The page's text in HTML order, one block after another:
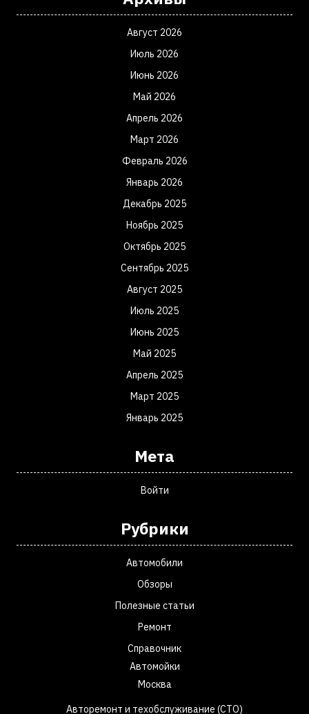
Август 2026
Июль 2026
Июнь 2026
Май 2026
Апрель 2026
Март 2026
Февраль 2026
Январь 2026
Декабрь 2025
Ноябрь 2025
Октябрь 2025
Сентябрь 2025
Август 2025
Июль 2025
Июнь 2025
Май 2025
Апрель 2025
Март 2025
Январь 2025
Мета
Войти
Рубрики
Автомобили
Обзоры
Полезные статьи
Ремонт
Справочник
Автомойки
Москва
Авторемонт и техобслуживание (СТО)